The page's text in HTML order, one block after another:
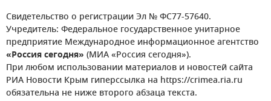
Свидетельство о регистрации Эл № ФС77-57640.
Учредитель: Федеральное государственное унитарное
предприятие Международное информационное агентство
«Россия сегодня» (МИА «Россия сегодня»).
При любом использовании материалов и новостей сайта
РИА Новости Крым гиперссылка на https://crimea.ria.ru
обязательна не ниже второго абзаца текста.